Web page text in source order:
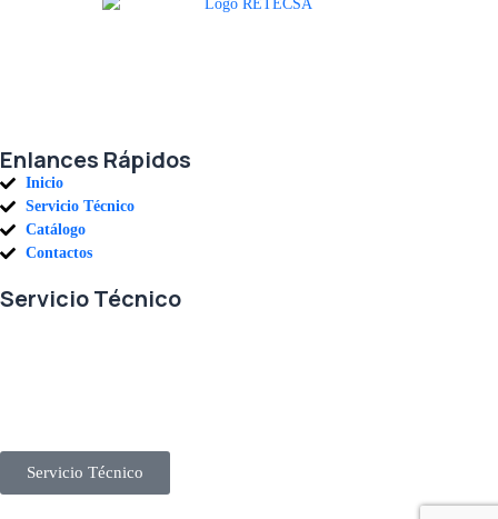
Enlances Rápidos
Inicio
Servicio Técnico
Catálogo
Contactos
Servicio Técnico
Servicio Técnico